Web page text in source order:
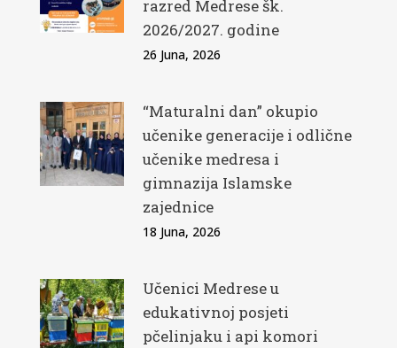
razred Medrese šk.
2026/2027. godine
26 Juna, 2026
“Maturalni dan” okupio
učenike generacije i odlične
učenike medresa i
gimnazija Islamske
zajednice
18 Juna, 2026
Učenici Medrese u
edukativnoj posjeti
pčelinjaku i api komori